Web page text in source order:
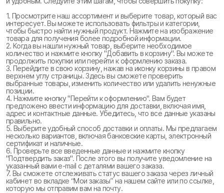
1. Просмотрите наш ассортимент и выберите товар, который вас
интересует. Вы можете использовать фильтры и категории,
чтобы быстро найти нужный продукт. Нажмите на изображение
товара для получения более подробной информации.
2. Когда вы нашли нужный товар, выберите необходимое
количество и нажмите кнопку "Добавить в корзину". Вы можете
продолжить покупки или перейти к оформлению заказа.
3. Перейдите в свою корзину, нажав на иконку корзины в правом
верхнем углу страницы. Здесь вы сможете проверить
выбранные товары, изменить количество или удалить ненужные
позиции.
4. Нажмите кнопку "Перейти к оформлению". Вам будет
предложено ввести информацию для доставки, включая имя,
адрес и контактные данные. Убедитесь, что все данные указаны
правильно.
5. Выберите удобный способ доставки и оплаты. Мы предлагаем
несколько вариантов, включая банковские карты, электронный
сертификат и наличные.
6. Проверьте все введенные данные и нажмите кнопку
"Подтвердить заказ". После этого вы получите уведомление на
указанный вами e-mail с деталями вашего заказа.
7. Вы сможете отслеживать статус вашего заказа через личный
кабинет во вкладке “Мои заказы” на нашем сайте или по ссылке,
которую мы отправим вам на почту.